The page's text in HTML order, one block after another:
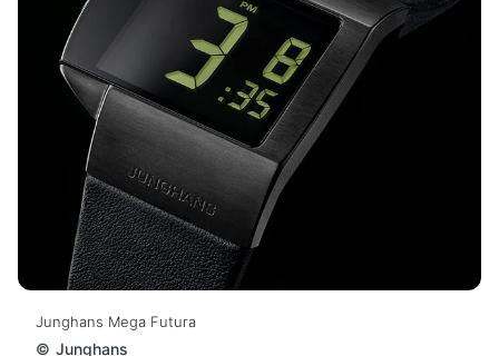
Junghans Mega Futura
© Junghans